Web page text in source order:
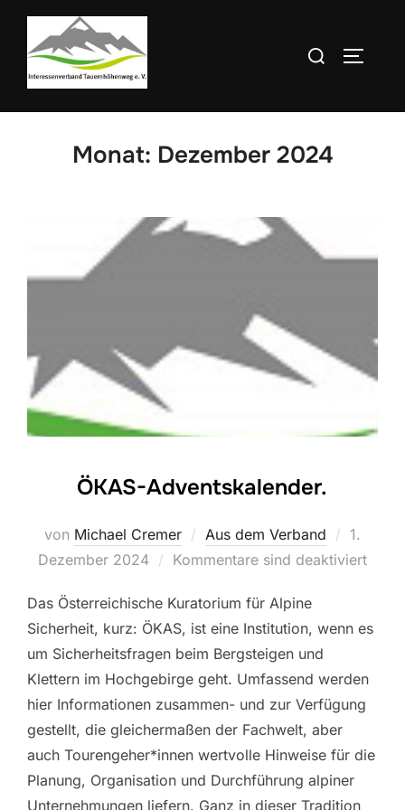
Zum
springen
Suchen
Monat: Dezember 2024
ÖKAS-Adventskalender.
von Michael Cremer Aus dem Verband
am
1.
Dezember 2024
Kommentare sind deaktiviert
Das Österreichische Kuratorium für Alpine
Sicherheit, kurz: ÖKAS, ist eine Institution, wenn es
um Sicherheitsfragen beim Bergsteigen und
Klettern im Hochgebirge geht. Umfassend werden
hier Informationen zusammen- und zur Verfügung
gestellt, die gleichermaßen der Fachwelt, aber
auch Tourengeher*innen wertvolle Hinweise für die
Planung, Organisation und Durchführung alpiner
Unternehmungen liefern. Ganz in dieser Tradition